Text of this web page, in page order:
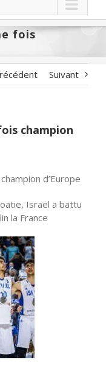
fois
Suivant
champion
d’Europe
Israël a battu
la France